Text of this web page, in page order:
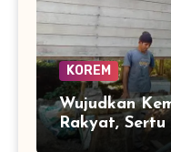
KOREM
Wujudkan
Rakyat,
Bangun